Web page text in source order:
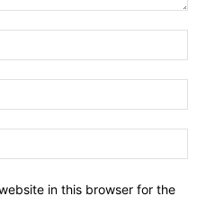
in this browser for the